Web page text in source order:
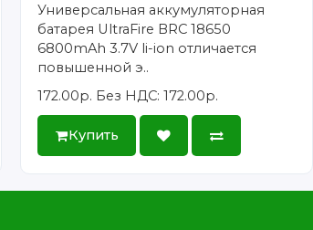
Универсальная аккумуляторная
батарея UltraFire BRC 18650
6800mAh 3.7V li-ion отличается
повышенной э..
172.00р. Без НДС: 172.00р.
Купить